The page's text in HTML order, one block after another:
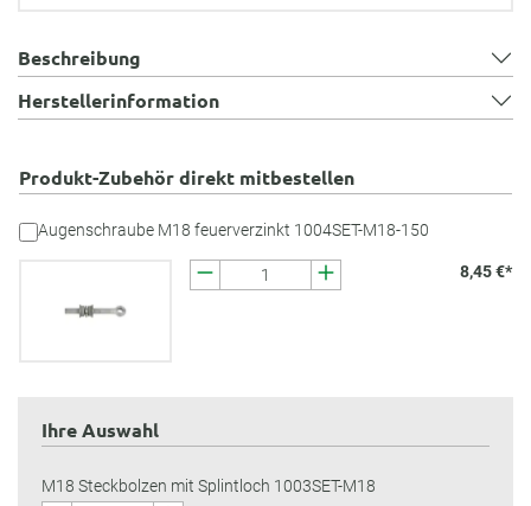
Beschreibung
Herstellerinformation
Produkt-Zubehör direkt mitbestellen
Augenschraube M18 feuerverzinkt 1004SET-M18-150
8,45 €*
Ihre Auswahl
M18 Steckbolzen mit Splintloch 1003SET-M18